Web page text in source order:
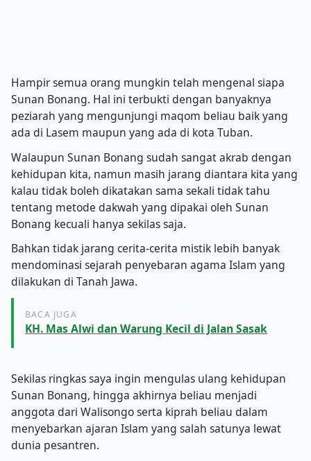
Hampir semua orang mungkin telah mengenal siapa
Sunan Bonang. Hal ini terbukti dengan banyaknya
peziarah yang mengunjungi maqom beliau baik yang
ada di Lasem maupun yang ada di kota Tuban.
Walaupun Sunan Bonang sudah sangat akrab dengan
kehidupan kita, namun masih jarang diantara kita yang
kalau tidak boleh dikatakan sama sekali tidak tahu
tentang metode dakwah yang dipakai oleh Sunan
Bonang kecuali hanya sekilas saja.
Bahkan tidak jarang cerita-cerita mistik lebih banyak
mendominasi sejarah penyebaran agama Islam yang
dilakukan di Tanah Jawa.
BACA JUGA
KH. Mas Alwi dan Warung Kecil di Jalan Sasak
Sekilas ringkas saya ingin mengulas ulang kehidupan
Sunan Bonang, hingga akhirnya beliau menjadi
anggota dari Walisongo serta kiprah beliau dalam
menyebarkan ajaran Islam yang salah satunya lewat
dunia pesantren.